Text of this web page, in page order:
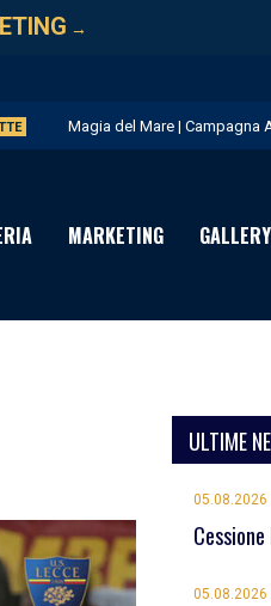
→
Magia del Mare | Campagna
Seduta pomeridiana a
Domani mattina test in
MARKETING GALLERY
ULTIME
05.08.2026
05.08.2026